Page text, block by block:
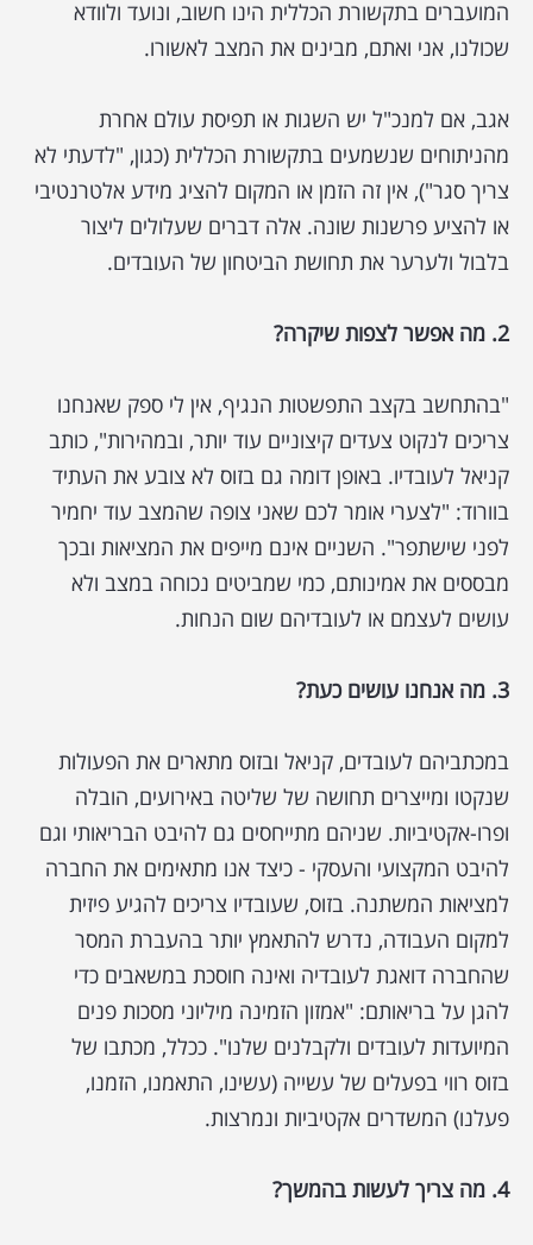
המועברים בתקשורת הכללית הינו חשוב, ונועד ולוודא
שכולנו, אני ואתם, מבינים את המצב לאשורו.
אגב, אם למנכ"ל יש השגות או תפיסת עולם אחרת
מהניתוחים שנשמעים בתקשורת הכללית (כגון, "לדעתי לא
צריך סגר"), אין זה הזמן או המקום להציג מידע אלטרנטיבי
או להציע פרשנות שונה. אלה דברים שעלולים ליצור
בלבול ולערער את תחושת הביטחון של העובדים.
2. מה אפשר לצפות שיקרה?
"בהתחשב בקצב התפשטות הנגיף, אין לי ספק שאנחנו
צריכים לנקוט צעדים קיצוניים עוד יותר, ובמהירות", כותב
קניאל לעובדיו. באופן דומה גם בזוס לא צובע את העתיד
בוורוד: "לצערי אומר לכם שאני צופה שהמצב עוד יחמיר
לפני שישתפר". השניים אינם מייפים את המציאות ובכך
מבססים את אמינותם, כמי שמביטים נכוחה במצב ולא
עושים לעצמם או לעובדיהם שום הנחות.
3. מה אנחנו עושים כעת?
במכתביהם לעובדים, קניאל ובזוס מתארים את הפעולות
שנקטו ומייצרים תחושה של שליטה באירועים, הובלה
ופרו-אקטיביות. שניהם מתייחסים גם להיבט הבריאותי וגם
להיבט המקצועי והעסקי - כיצד אנו מתאימים את החברה
למציאות המשתנה. בזוס, שעובדיו צריכים להגיע פיזית
למקום העבודה, נדרש להתאמץ יותר בהעברת המסר
שהחברה דואגת לעובדיה ואינה חוסכת במשאבים כדי
להגן על בריאותם: "אמזון הזמינה מיליוני מסכות פנים
המיועדות לעובדים ולקבלנים שלנו". ככלל, מכתבו של
בזוס רווי בפעלים של עשייה (עשינו, התאמנו, הזמנו,
פעלנו) המשדרים אקטיביות ונמרצות.
4. מה צריך לעשות בהמשך?